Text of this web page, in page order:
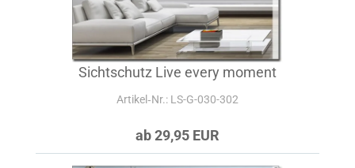
Sichtschutz Live every moment
Artikel‑Nr.: LS-G-030-302
ab 29,95 EUR